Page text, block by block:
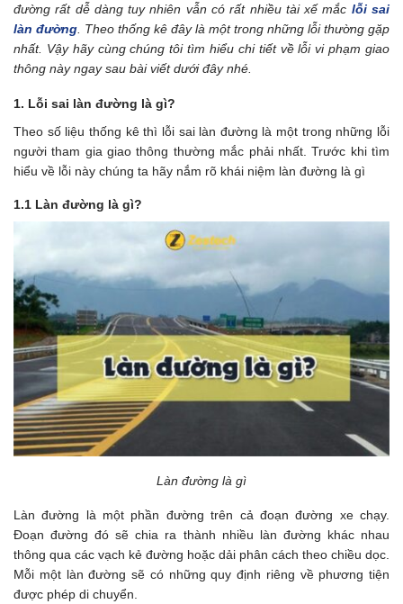
đường rất dễ dàng tuy nhiên vẫn có rất nhiều tài xế mắc lỗi sai
làn đường . Theo thống kê đây là một trong những lỗi thường gặp
nhất. Vậy hãy cùng chúng tôi tìm hiểu chi tiết về lỗi vi phạm giao
thông này ngay sau bài viết dưới đây nhé.
1. Lỗi sai làn đường là gì?
Theo số liệu thống kê thì lỗi sai làn đường là một trong những lỗi
người tham gia giao thông thường mắc phải nhất. Trước khi tìm
hiểu về lỗi này chúng ta hãy nắm rõ khái niệm làn đường là gì
1.1 Làn đường là gì?
Làn đường là gì
Làn đường là một phần đường trên cả đoạn đường xe chạy.
Đoạn đường đó sẽ chia ra thành nhiều làn đường khác nhau
thông qua các vạch kẻ đường hoặc dải phân cách theo chiều dọc.
Mỗi một làn đường sẽ có những quy định riêng về phương tiện
được phép di chuyển.